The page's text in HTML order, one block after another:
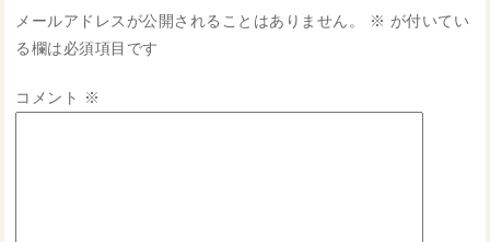
メールアドレスが公開されることはありません。 ※ が付いてい
る欄は必須項目です
コメント ※